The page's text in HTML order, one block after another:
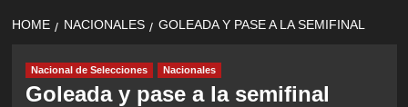
HOME NACIONALES GOLEADA Y PASE A LA SEMIFINAL
Nacional de Selecciones Nacionales
Goleada y pase a la semifinal